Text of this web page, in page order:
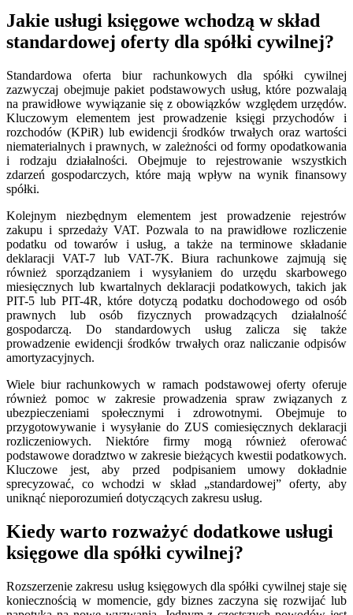
Jakie usługi księgowe wchodzą w skład
standardowej oferty dla spółki cywilnej?
Standardowa oferta biur rachunkowych dla spółki cywilnej
zazwyczaj obejmuje pakiet podstawowych usług, które pozwalają
na prawidłowe wywiązanie się z obowiązków względem urzędów.
Kluczowym elementem jest prowadzenie księgi przychodów i
rozchodów (KPiR) lub ewidencji środków trwałych oraz wartości
niematerialnych i prawnych, w zależności od formy opodatkowania
i rodzaju działalności. Obejmuje to rejestrowanie wszystkich
zdarzeń gospodarczych, które mają wpływ na wynik finansowy
spółki.
Kolejnym niezbędnym elementem jest prowadzenie rejestrów
zakupu i sprzedaży VAT. Pozwala to na prawidłowe rozliczenie
podatku od towarów i usług, a także na terminowe składanie
deklaracji VAT-7 lub VAT-7K. Biura rachunkowe zajmują się
również sporządzaniem i wysyłaniem do urzędu skarbowego
miesięcznych lub kwartalnych deklaracji podatkowych, takich jak
PIT-5 lub PIT-4R, które dotyczą podatku dochodowego od osób
prawnych lub osób fizycznych prowadzących działalność
gospodarczą. Do standardowych usług zalicza się także
prowadzenie ewidencji środków trwałych oraz naliczanie odpisów
amortyzacyjnych.
Wiele biur rachunkowych w ramach podstawowej oferty oferuje
również pomoc w zakresie prowadzenia spraw związanych z
ubezpieczeniami społecznymi i zdrowotnymi. Obejmuje to
przygotowywanie i wysyłanie do ZUS comiesięcznych deklaracji
rozliczeniowych. Niektóre firmy mogą również oferować
podstawowe doradztwo w zakresie bieżących kwestii podatkowych.
Kluczowe jest, aby przed podpisaniem umowy dokładnie
sprecyzować, co wchodzi w skład „standardowej” oferty, aby
uniknąć nieporozumień dotyczących zakresu usług.
Kiedy warto rozważyć dodatkowe usługi
księgowe dla spółki cywilnej?
Rozszerzenie zakresu usług księgowych dla spółki cywilnej staje się
koniecznością w momencie, gdy biznes zaczyna się rozwijać lub